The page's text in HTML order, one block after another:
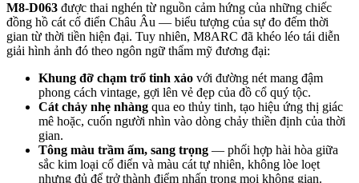
M8-D063 được thai nghén từ nguồn cảm hứng của những chiếc
đồng hồ cát cổ điển Châu Âu — biểu tượng của sự đo đếm thời
gian từ thời tiền hiện đại. Tuy nhiên, M8ARC đã khéo léo tái diễn
giải hình ảnh đó theo ngôn ngữ thẩm mỹ đương đại:
Khung đỡ chạm trổ tinh xảo với đường nét mang đậm
phong cách vintage, gợi lên vẻ đẹp của đồ cổ quý tộc.
Cát chảy nhẹ nhàng qua eo thủy tinh, tạo hiệu ứng thị giác
mê hoặc, cuốn người nhìn vào dòng chảy thiền định của thời
gian.
Tông màu trầm ấm, sang trọng — phối hợp hài hòa giữa
sắc kim loại cổ điển và màu cát tự nhiên, không lòe loẹt
nhưng đủ để trở thành điểm nhấn trong mọi không gian.